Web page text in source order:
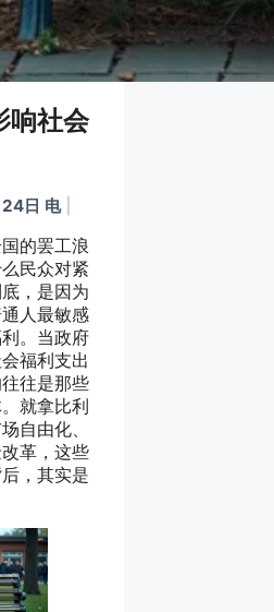
响社会
24日 电
的罢工浪
民众对紧
，是因为
人最敏感
。当政府
福利支出
往是那些
就拿比利
自由化、
革，这些
，其实是